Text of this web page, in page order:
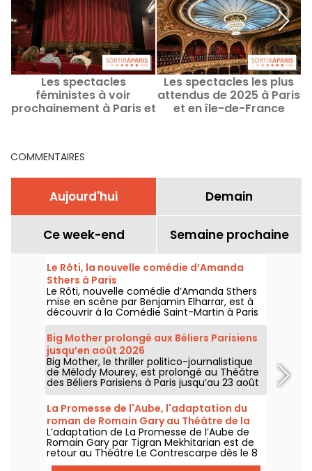
Les spectacles
féministes à voir
prochainement à Paris et
Les spectacles les plus
attendus de 2025 à Paris
et en île-de-France
COMMENTAIRES
Aujourd'hui Demain
Ce week-end Semaine prochaine
Le Rôti, la nouvelle comédie d’Amanda
Sthers à Paris
Le Rôti, nouvelle comédie d’Amanda Sthers
mise en scène par Benjamin Elharrar, est à
découvrir à la Comédie Saint-Martin à Paris
jusqu’au 15 octobre 2026.
Big Mother prolongé aux Béliers Parisiens
jusqu’en août 2026
Big Mother, le thriller politico-journalistique
de Mélody Mourey, est prolongé au Théâtre
des Béliers Parisiens à Paris jusqu’au 23 août
2026, avec des représentations du mardi au
dimanche.
La Promesse de l'Aube, l'adaptation du
roman de Romain Gary au Théâtre de la
Contrescarpe
L’adaptation de La Promesse de l’Aube de
Romain Gary par Tigran Mekhitarian est de
retour au Théâtre Le Contrescarpe dès le 8
août 2026.